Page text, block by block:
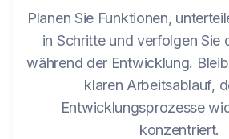
Planen Sie Funktionen,
in Schritte und verfolgen Sie
während der Entwicklung.
klaren Arbeitsablauf,
Entwicklungsprozesse
konzentriert.